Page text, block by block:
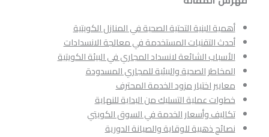
أهمية البنية التحتية الصحية في المنازل الكويتية
أحدث التقنيات المستخدمة في معالجة الانسدادات
الأسباب الشائعة لانسداد المجاري في البيئة الكويتية
المخاطر الصحية والبيئية للمجاري المسدودة
معايير اختيار مزود الخدمة المحترف
خطوات عملية التسليك من البداية للنهاية
تكاليف وأسعار الخدمة في السوق الكويتي
نصائح ذهبية للوقاية والصيانة الدورية